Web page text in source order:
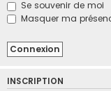
Se souvenir de moi
Masquer ma
INSCRIPTION